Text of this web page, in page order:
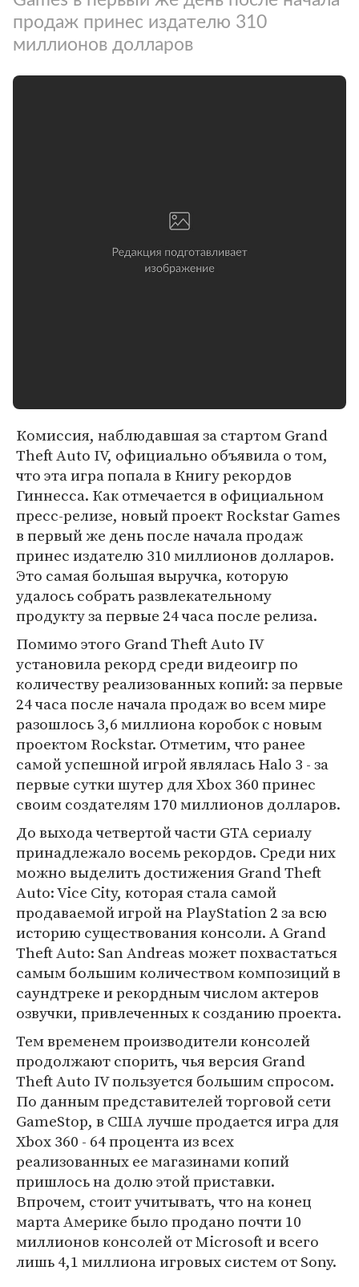
продаж принес издателю 310
миллионов долларов
Комиссия, наблюдавшая за стартом Grand
Theft Auto IV, официально объявила о том,
что эта игра попала в Книгу рекордов
Гиннесса. Как отмечается в официальном
пресс-релизе, новый проект Rockstar Games
в первый же день после начала продаж
принес издателю 310 миллионов долларов.
Это самая большая выручка, которую
удалось собрать развлекательному
продукту за первые 24 часа после релиза.
Помимо этого Grand Theft Auto IV
установила рекорд среди видеоигр по
количеству реализованных копий: за первые
24 часа после начала продаж во всем мире
разошлось 3,6 миллиона коробок с новым
проектом Rockstar. Отметим, что ранее
самой успешной игрой являлась Halo 3 - за
первые сутки шутер для Xbox 360 принес
своим создателям 170 миллионов долларов.
До выхода четвертой части GTA сериалу
принадлежало восемь рекордов. Среди них
можно выделить достижения Grand Theft
Auto: Vice City, которая стала самой
продаваемой игрой на PlayStation 2 за всю
историю существования консоли. А Grand
Theft Auto: San Andreas может похвастаться
самым большим количеством композиций в
саундтреке и рекордным числом актеров
озвучки, привлеченных к созданию проекта.
Тем временем производители консолей
продолжают спорить, чья версия Grand
Theft Auto IV пользуется большим спросом.
По данным представителей торговой сети
GameStop, в США лучше продается игра для
Xbox 360 - 64 процента из всех
реализованных ее магазинами копий
пришлось на долю этой приставки.
Впрочем, стоит учитывать, что на конец
марта Америке было продано почти 10
миллионов консолей от Microsoft и всего
лишь 4,1 миллиона игровых систем от Sony.